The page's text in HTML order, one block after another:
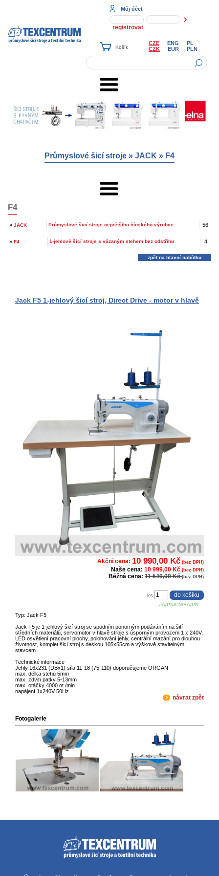
Můj účet
registrovat
CZE ENG
PL
CZK
EUR PLN
Průmyslové šicí stroje » JACK » F4
F4
» JACK Průmyslové šicí stroje největšího čínského výrobce 56
» F4 1-jehlové šicí stroje s vázaným stehem bez odstřihu 4
zpět na hlavní nabídku
Jack F5 1-jehlový šicí stroj, Direct Drive - motor v hlavě
Akční cena: 10 990,00 Kč (bez DPH)
Naše cena: 10 999,00 Kč (bez DPH)
Běžná cena: 11 549,00 Kč(bez DPH)
JA/PN/CN/BA/PN
ks
Typ: Jack F5
Jack F5 je 1-jehlový šicí stroj se spodním ponorným podáváním na šití
středních materiálů, servomotor v hlavě stroje s úsporným provozem 1 x 240V,
LED osvětlení pracovní plochy, polohování jehly, centrální mazání pro dlouhou
životnost, komplet šicí stroj s deskou 105x55cm a výškově stavitelným
stavcem
Technické informace
Jehly 16x231 (DBx1) síla 11-18 (75-110) doporučujeme ORGAN
max. délka stehu 5mm
max. zdvih patky 5-13mm
max. otáčky 4000 ot./min
napájení 1x240V 50Hz
návrat zpět
Fotogalerie